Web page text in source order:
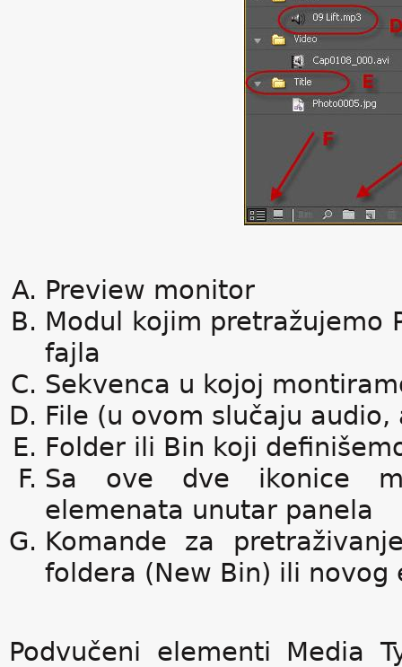
Preview monitor
Modul kojim pretražujemo
fajla
Sekvenca u kojoj
File (u ovom slučaju
Folder ili Bin koji
Sa ove dve ikonice
elemenata unutar panela
Komande za
foldera (New Bin) ili novog
Podvučeni elementi Media